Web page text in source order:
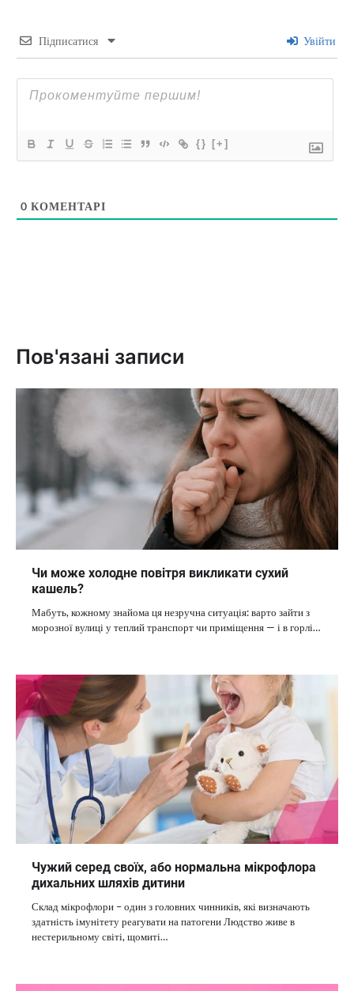
Підписатися Увійти
{} [+]
0 КОМЕНТАРІ
Пов'язані записи
Чи може холодне повітря викликати сухий
кашель?
Мабуть, кожному знайома ця незручна ситуація: варто зайти з
морозної вулиці у теплий транспорт чи приміщення — і в горлі…
Чужий серед своїх, або нормальна мікрофлора
дихальних шляхів дитини
Склад мікрофлори – один з головних чинників, які визначають
здатність імунітету реагувати на патогени Людство живе в
нестерильному світі, щомиті…